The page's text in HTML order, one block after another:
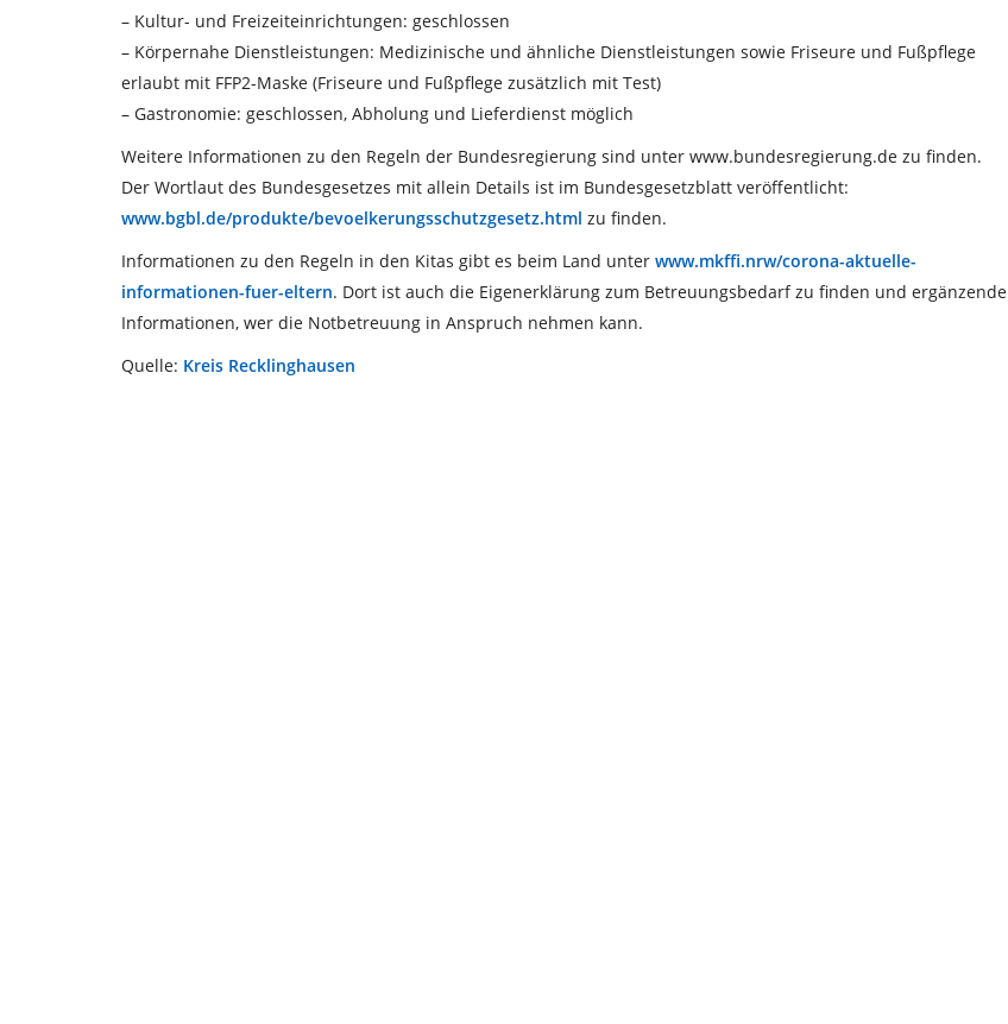
– Kultur- und Freizeiteinrichtungen: geschlossen
– Körpernahe Dienstleistungen: Medizinische und ähnliche Dienstleistungen sowie Friseure und Fußpflege
erlaubt mit FFP2-Maske (Friseure und Fußpflege zusätzlich mit Test)
– Gastronomie: geschlossen, Abholung und Lieferdienst möglich
Weitere Informationen zu den Regeln der Bundesregierung sind unter www.bundesregierung.de zu finden.
Der Wortlaut des Bundesgesetzes mit allein Details ist im Bundesgesetzblatt veröffentlicht:
www.bgbl.de/produkte/bevoelkerungsschutzgesetz.html zu finden.
Informationen zu den Regeln in den Kitas gibt es beim Land unter www.mkffi.nrw/corona-aktuelle-
informationen-fuer-eltern. Dort ist auch die Eigenerklärung zum Betreuungsbedarf zu finden und ergänzende
Informationen, wer die Notbetreuung in Anspruch nehmen kann.
Quelle: Kreis Recklinghausen